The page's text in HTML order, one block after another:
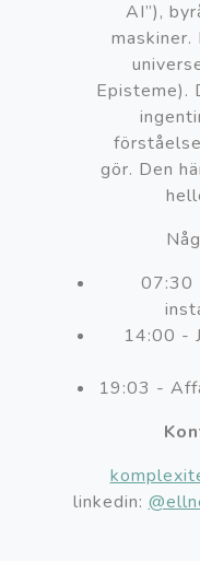
AI”),
Episteme).
gör. Den
07:30
14:00 -
19:03 -
linkedin: